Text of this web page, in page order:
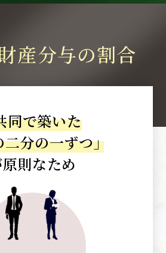
産分与の割合
同で築いた
二分の一ずつ」
則なため